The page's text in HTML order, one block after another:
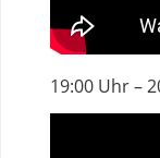
19:00 Uhr –